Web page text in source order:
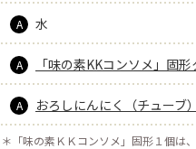
A 水
A 「味の素KKコンソメ」固
A おろしにんにく（チューブ）
＊ 「味の素ＫＫコンソメ」固形１個は